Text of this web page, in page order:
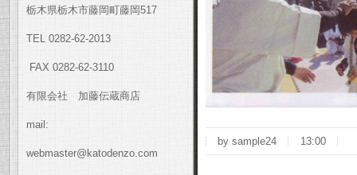
by sample24 13:00
栃木県栃木市藤岡町藤岡517
TEL 0282-62-2013
FAX 0282-62-3110
有限会社 加藤伝蔵商店
mail:
webmaster@katodenzo.com